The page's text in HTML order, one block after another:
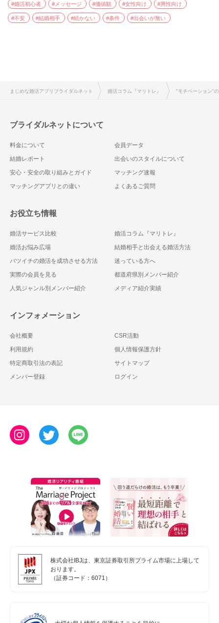
#婚活初心者 #メッセージ #価値観 #女性向け #男性向け
#不安 #結婚相手 #続かない #条件 #出会いが無い
まじめな婚活アプリブライダルネット 婚活コラム『マリトレ』 "モチベーション"
ブライダルネットについて
料金について
会員データ
結婚レポート
出会いのスタイルについて
安心・安全の取り組みとガイド
マッチング速報
マッチングアプリとの違い
よくあるご質問
お役立ち情報
婚活サービス比較
婚活コラム『マリトレ』
婚活お悩み広場
結婚相手と出会える婚活方法
バツイチの婚活を成功させる方法
迷っている方へ
実際の会員を見る
都道府県別メンバー紹介
人気ジャンル別メンバー紹介
メディア紹介実績
インフォメーション
会社概要
CSR活動
利用規約
個人情報保護方針
特定商取引法の表記
サイトマップ
メンバー登録
ログイン
株式会社IBJは、東京証券取引所プライム市場に上場して
おります。
（証券コード：6071）